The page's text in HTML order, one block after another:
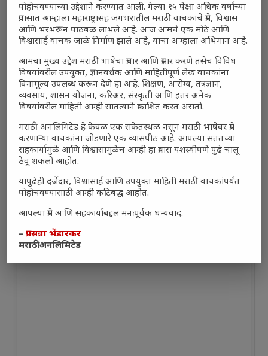
नुकसानकारक(0%, 6 Votes)
तटस्थ(0%, 3 Votes)
Total Voters: 0
Polls Archive
पोहोचवण्याच्या उद्देशाने करण्यात आली. गेल्या १५ पेक्षा अधिक वर्षांच्या
प्रवासात आम्हाला महाराष्ट्रासह जगभरातील मराठी वाचकांचे प्रेम, विश्वास
आणि भरभरून पाठबळ लाभले आहे. आज आमचे एक मोठे आणि
विश्वासार्ह वाचक जाळे निर्माण झाले आहे, याचा आम्हाला अभिमान आहे.
आमचा मुख्य उद्देश मराठी भाषेचा प्रचार आणि प्रसार करणे तसेच विविध
विषयांवरील उपयुक्त, ज्ञानवर्धक आणि माहितीपूर्ण लेख वाचकांना
विनामूल्य उपलब्ध करून देणे हा आहे. शिक्षण, आरोग्य, तंत्रज्ञान,
व्यवसाय, शासन योजना, करिअर, संस्कृती आणि इतर अनेक
विषयांवरील माहिती आम्ही सातत्याने प्रकाशित करत असतो.
मराठी अनलिमिटेड हे केवळ एक संकेतस्थळ नसून मराठी भाषेवर प्रेम
करणाऱ्या वाचकांना जोडणारे एक व्यासपीठ आहे. आपल्या सततच्या
सहकार्यामुळे आणि विश्वासामुळेच आम्ही हा प्रवास यशस्वीपणे पुढे चालू
ठेवू शकलो आहोत.
यापुढेही दर्जेदार, विश्वासार्ह आणि उपयुक्त माहिती मराठी वाचकांपर्यंत
पोहोचवण्यासाठी आम्ही कटिबद्ध आहोत.
आपल्या प्रेम आणि सहकार्याबद्दल मनःपूर्वक धन्यवाद.
–प्रसन्ना भेंडारकर
मराठी अनलिमिटेड